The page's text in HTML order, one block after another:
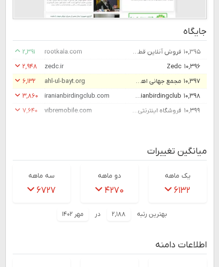
جایگاه
۱۰,۳۹۵ فروش آنلاین قطعات راهسازی - روت کالا rootkala.com
۲,۳۹۱
۱۰,۳۹۶ Zedc
zedc.ir
۲,۹۴۸
۱۰,۳۹۷
مجمع جهانی اهل بیت (ع) - مجمع جهانی اهل بیت ahl-ul-bayt.org
۶,۱۳۲
۱۰,۳۹۸
Iranianbirdingclub
iranianbirdingclub.com
۳,۸۶۰
۱۰,۳۹۹
فروشگاه اینترنتی ویبره موبایل vibremobile.com ۷,۶۴۰
میانگین تغییرات
یک ماهه
۶۱۳۲
دو ماهه
۴۲۷۰
سه ماهه
۶۷۲۷
بهترین رتبه ۲,۱۸۸ در مهر ۱۴۰۲
اطلاعات دامنه